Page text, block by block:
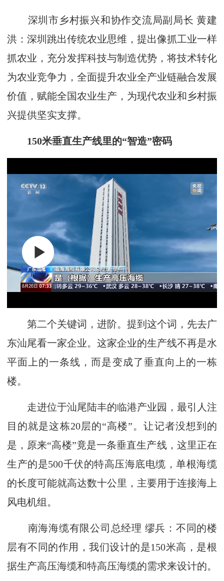
深圳市乡村振兴和协作交流局副局长 黄建
洪：深圳跳出传统农业思维，提出像抓工业一样
抓农业，充分发挥科技与制造优势，将技术转化
为农业竞争力，全面提升农业全产业链融合发展
价值，赋能全国农业生产，为现代农业和乡村振
兴提供坚实支撑。
150米垂直生产线里的“智造”密码
第二个关键词，进阶。提到这个词，先去广
东汕尾看一家企业。这家企业的生产线不再是水
平面上的一条线，而是变成了垂直向上的一栋
楼。
走进位于汕尾陆丰的临港产业园，最引人注
目的就是这栋20层的“高楼”。让记者没想到的
是，原来“高楼”竟是一条垂直生产线，这里正在
生产的是500千伏的特高压海底电缆，单根海缆
的长度可能就高达数十公里，主要用于连接海上
风电机组。
南海海缆有限公司总经理 缪兵：不同的楼
层有不同的作用，我们设计的是150米高，是根
据生产高压海缆和特高压海缆的需求来设计的。